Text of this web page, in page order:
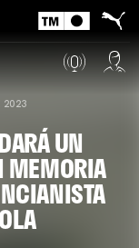
2023
UN
MEMORIA